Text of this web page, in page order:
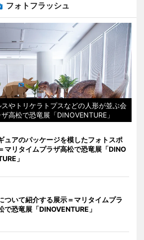
フォトフラッシュ
やトリケラトプスなどの人形が並ぶ会
高松で恐竜展「DINOVENTURE」
ュアのパッケージを模したフォトスポ
マリタイムプラザ高松で恐竜展「DINO
」
ついて紹介する展示＝マリタイムプラ
で恐竜展「DINOVENTURE」